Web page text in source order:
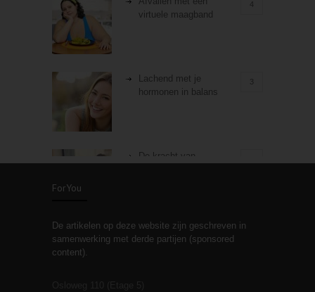
virtuele maagband
4
Lachend met je
hormonen in balans
3
De kracht van
Stiefouderschap en
relaties
ForYou
De artikelen op deze website zijn geschreven in
samenwerking met derde partijen (sponsored
content).